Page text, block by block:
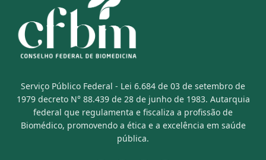
Serviço Público Federal - Lei 6.684 de 03 de setembro de
1979 decreto N° 88.439 de 28 de junho de 1983. Autarquia
federal que regulamenta e fiscaliza a profissão de
Biomédico, promovendo a ética e a excelência em saúde
pública.